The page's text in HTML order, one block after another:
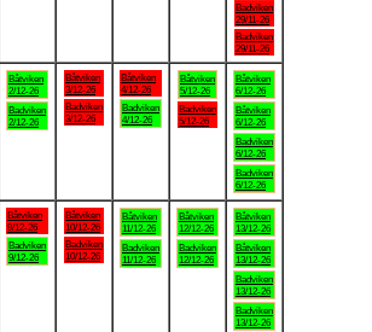
Badviken
29/11-26
Badviken
29/11-26
Båtviken
2/12-26
Badviken
2/12-26
Båtviken
3/12-26
Badviken
3/12-26
Båtviken
4/12-26
Badviken
4/12-26
Båtviken
5/12-26
Badviken
5/12-26
Båtviken
6/12-26
Båtviken
6/12-26
Badviken
6/12-26
Badviken
6/12-26
Båtviken
9/12-26
Badviken
9/12-26
Båtviken
10/12-26
Badviken
10/12-26
Båtviken
11/12-26
Badviken
11/12-26
Båtviken
12/12-26
Badviken
12/12-26
Båtviken
13/12-26
Båtviken
13/12-26
Badviken
13/12-26
Badviken
13/12-26